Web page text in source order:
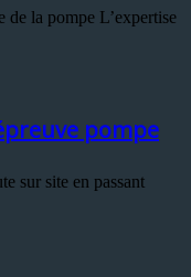
de la pompe L’expertise
pompe
sur site en passant